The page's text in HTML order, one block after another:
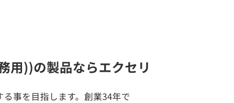
用))の製品ならエクセリ
事を目指します。創業34年で